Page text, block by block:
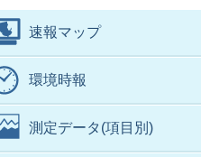
速報マップ
環境時報
測定データ(項目別)